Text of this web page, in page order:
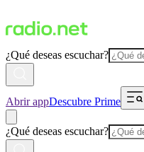
¿Qué deseas escuchar?
Abrir appDescubre Prime
¿Qué deseas escuchar?